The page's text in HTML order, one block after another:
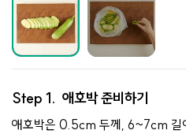
Step 1. 애호박 준비하기
애호박은 0.5cm 두께, 6~7cm 길